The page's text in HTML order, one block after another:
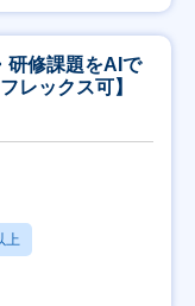
研修課題をAIで
レックス可】
上